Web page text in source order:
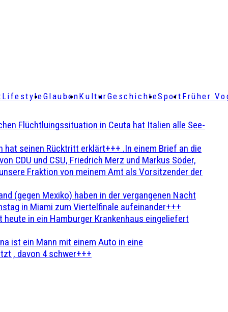
LifestyleGlaubenKulturGeschichteSport Früher
Flüchtluingssituation in Ceuta hat Italien alle See-
hat seinen Rücktritt erklärt+++ .In einem Brief an die
CDU und CSU, Friedrich Merz und Markus Söder,
Fraktion von meinem Amt als Vorsitzender der
(gegen Mexiko) haben in der vergangenen Nacht
in Miami zum Viertelfinale aufeinander+++
in ein Hamburger Krankenhaus eingeliefert
ist ein Mann mit einem Auto in eine
, davon 4 schwer+++